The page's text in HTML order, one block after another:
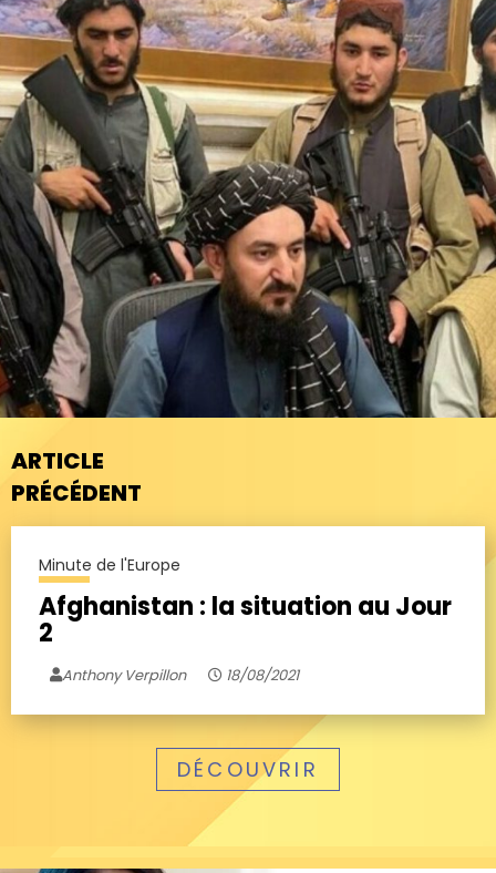
ARTICLE
PRÉCÉDENT
Minute de l'Europe
Afghanistan : la situation au Jour
2
Anthony Verpillon 18/08/2021
DÉCOUVRIR